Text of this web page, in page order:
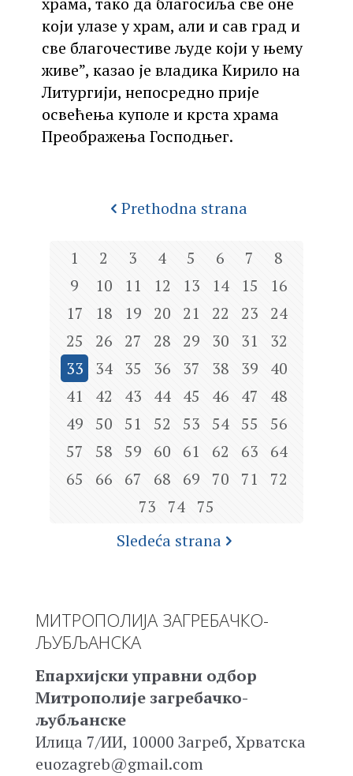
који улазе у храм, али и сав град и
све благочестиве људе који у њему
живе”, казао је владика Кирило на
Литургији, непосредно прије
освећења куполе и крста храма
Преображења Господњег.
Prethodna strana
1 2 3 4 5 6 7
8
9
10 11 12 13 14 15
16
17
18 19 20 21 22 23
24
25
26 27 28 29 30 31
32
33
34 35 36 37 38 39
40
41
42 43 44 45 46 47
48
49
50 51 52 53 54 55
56
57
58 59 60 61 62 63
64
65
66 67 68 69 70 71
72
73
74 75
Sledeća strana
МИТРОПОЛИЈА ЗАГРЕБАЧКО-
ЉУБЉАНСКА
Епархијски управни одбор
Митрополије загребачко-
љубљанске
Илица 7/ИИ, 10000 Загреб, Хрватска
euozagreb@gmail.com